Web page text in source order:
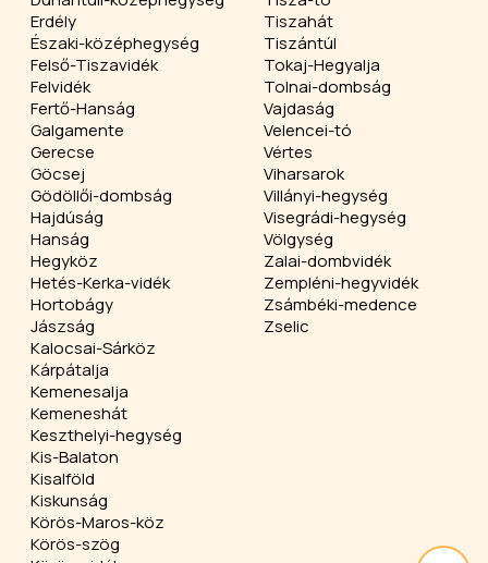
Erdély
Északi-középhegység
Felső-Tiszavidék
Felvidék
Fertő-Hanság
Galgamente
Gerecse
Göcsej
Gödöllői-dombság
Hajdúság
Hanság
Hegyköz
Hetés-Kerka-vidék
Hortobágy
Jászság
Kalocsai-Sárköz
Kárpátalja
Kemenesalja
Kemeneshát
Keszthelyi-hegység
Kis-Balaton
Kisalföld
Kiskunság
Körös-Maros-köz
Körös-szög
Tiszahát
Tiszántúl
Tokaj-Hegyalja
Tolnai-dombság
Vajdaság
Velencei-tó
Vértes
Viharsarok
Villányi-hegység
Visegrádi-hegység
Völgység
Zalai-dombvidék
Zempléni-hegyvidék
Zsámbéki-medence
Zselic